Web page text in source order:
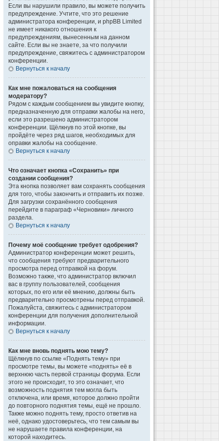
Если вы нарушили правило, вы можете получить
предупреждение. Учтите, что это решение
администратора конференции, и phpBB Limited
не имеет никакого отношения к
предупреждениям, вынесенным на данном
сайте. Если вы не знаете, за что получили
предупреждение, свяжитесь с администратором
конференции.
Вернуться к началу
Как мне пожаловаться на сообщения
модератору?
Рядом с каждым сообщением вы увидите кнопку,
предназначенную для отправки жалобы на него,
если это разрешено администратором
конференции. Щёлкнув по этой кнопке, вы
пройдёте через ряд шагов, необходимых для
оправки жалобы на сообщение.
Вернуться к началу
Что означает кнопка «Сохранить» при
создании сообщения?
Эта кнопка позволяет вам сохранять сообщения
для того, чтобы закончить и отправить их позже.
Для загрузки сохранённого сообщения
перейдите в параграф «Черновики» личного
раздела.
Вернуться к началу
Почему моё сообщение требует одобрения?
Администратор конференции может решить,
что сообщения требуют предварительного
просмотра перед отправкой на форум.
Возможно также, что администратор включил
вас в группу пользователей, сообщения
которых, по его или её мнению, должны быть
предварительно просмотрены перед отправкой.
Пожалуйста, свяжитесь с администратором
конференции для получения дополнительной
информации.
Вернуться к началу
Как мне вновь поднять мою тему?
Щёлкнув по ссылке «Поднять тему» при
просмотре темы, вы можете «поднять» её в
верхнюю часть первой страницы форума. Если
этого не происходит, то это означает, что
возможность поднятия тем могла быть
отключена, или время, которое должно пройти
до повторного поднятия темы, ещё не прошло.
Также можно поднять тему, просто ответив на
неё, однако удостоверьтесь, что тем самым вы
не нарушаете правила конференции, на
которой находитесь.